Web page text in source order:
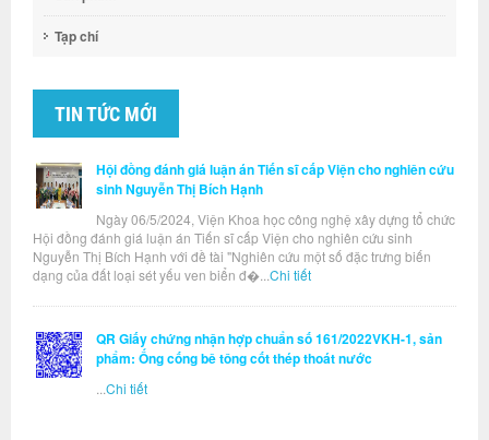
Tạp chí
TIN TỨC MỚI
Hội đồng đánh giá luận án Tiến sĩ cấp Viện cho nghiên cứu
sinh Nguyễn Thị Bích Hạnh
Ngày 06/5/2024, Viện Khoa học công nghệ xây dựng tổ chức
Hội đồng đánh giá luận án Tiến sĩ cấp Viện cho nghiên cứu sinh
Nguyễn Thị Bích Hạnh với đề tài "Nghiên cứu một số đặc trưng biến
dạng của đất loại sét yếu ven biển đ�... Chi tiết
QR Giấy chứng nhận hợp chuẩn số 161/2022VKH-1, sản
phẩm: Ống cống bê tông cốt thép thoát nước
Chi tiết